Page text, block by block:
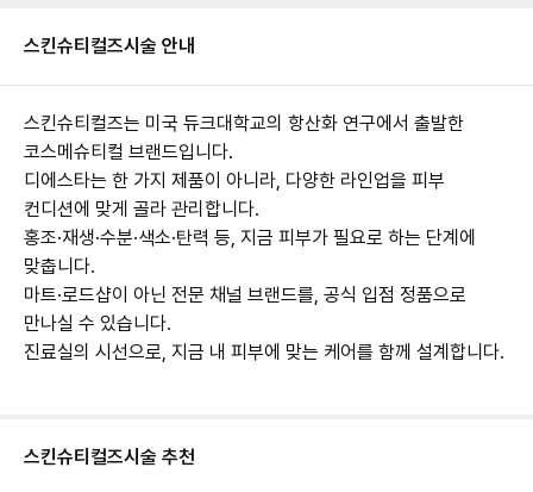
스킨슈티컬즈시술 안내
스킨슈티컬즈는 미국 듀크대학교의 항산화 연구에서 출발한
코스메슈티컬 브랜드입니다.
디에스타는 한 가지 제품이 아니라, 다양한 라인업을 피부
컨디션에 맞게 골라 관리합니다.
홍조·재생·수분·색소·탄력 등, 지금 피부가 필요로 하는 단계에
맞춥니다.
마트·로드샵이 아닌 전문 채널 브랜드를, 공식 입점 정품으로
만나실 수 있습니다.
진료실의 시선으로, 지금 내 피부에 맞는 케어를 함께 설계합니다.
스킨슈티컬즈시술 추천